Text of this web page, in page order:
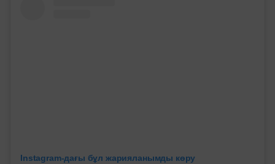
Instagram-дағы бұл жарияланымды көру